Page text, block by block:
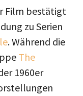
Film bestätigt
zu Serien
. Während die
The
1960er